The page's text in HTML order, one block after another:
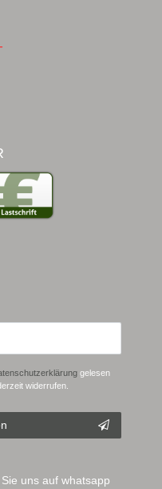
gelesen
widerrufen.
uns auf whatsapp